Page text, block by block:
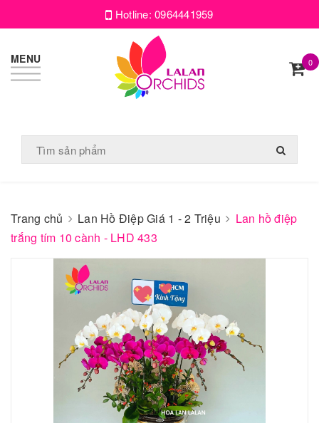
Hotline:0964441959
MENU 0
Trang chủ Lan Hồ Điệp Giá 1 - 2 Triệu
Lan hồ điệp
trắng tím 10 cành - LHD 433